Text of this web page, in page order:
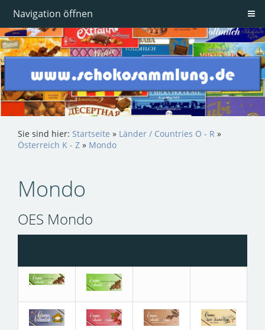
Navigation öffnen
Sie sind hier: Startseite » Länder / Countries O - R »
Österreich K - Z » Mondo
Mondo
OES Mondo